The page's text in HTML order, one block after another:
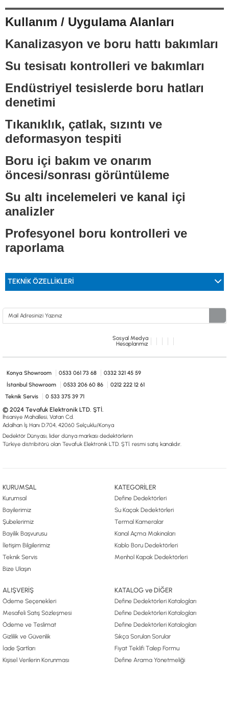
Kullanım / Uygulama Alanları
Kanalizasyon ve boru hattı bakımları
Su tesisatı kontrolleri ve bakımları
Endüstriyel tesislerde boru hatları
denetimi
Tıkanıklık, çatlak, sızıntı ve
deformasyon tespiti
Boru içi bakım ve onarım
öncesi/sonrası görüntüleme
Su altı incelemeleri ve kanal içi
analizler
Profesyonel boru kontrolleri ve
raporlama
TEKNİK ÖZELLİKLERİ
Sosyal Medya
Hesaplarımız
Konya Showroom 0533 061 73 68
0332 321 45 59
İstanbul Showroom
0533 206 60 86
0212 222 12 61
Teknik Servis
0 533 375 39 71
© 2024 Tevafuk Elektronik LTD. ŞTİ.
İhsaniye Mahallesi, Vatan Cd.
Adalhan İş Hanı D:704, 42060 Selçuklu/Konya
Dedektör Dünyası, lider dünya markası dedektörlerin
Türkiye distribitörü olan Tevafuk Elektronik LTD. ŞTİ. resmi satış kanalıdır.
KURUMSAL
Kurumsal
Bayilerimiz
Şubelerimiz
Bayilik Başvurusu
İletişim Bilgilerimiz
Teknik Servis
Bize Ulaşın
KATEGORİLER
Define Dedektörleri
Su Kaçak Dedektörleri
Termal Kameralar
Kanal Açma Makinaları
Kablo Boru Dedektörleri
Menhol Kapak Dedektörleri
ALIŞVERİŞ
Ödeme Seçenekleri
Mesafeli Satış Sözleşmesi
Ödeme ve Teslimat
Gizlilik ve Güvenlik
İade Şartları
Kişisel Verilerin Korunması
KATALOG ve DİĞER
Define Dedektörleri Katalogları
Define Dedektörleri Katalogları
Define Dedektörleri Katalogları
Sıkça Sorulan Sorular
Fiyat Teklifi Talep Formu
Define Arama Yönetmeliği